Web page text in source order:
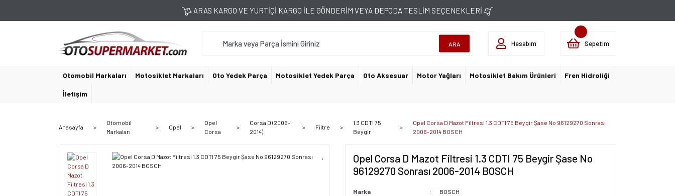
ARAS KARGO VE YURTİÇİ KARGO İLE GÖNDERİM VEYA DEPODA TESLİM SEÇENEKLERİ
ARA Hesabım Sepetim
Otomobil Markaları Motosiklet Markaları Oto Yedek Parça Motosiklet Yedek Parça Oto Aksesuar Motor Yağları Motosiklet Bakım Ürünleri Fren Hidroliği
İletişim
Anasayfa
Otomobil
Markaları
Opel
Opel
Corsa
Corsa D (2006-
2014)
Filtre
1.3 CDTI 75
Beygir
Opel Corsa D Mazot Filtresi 1.3 CDTI 75 Beygir Şase No 96129270 Sonrası
2006-2014 BOSCH
Opel Corsa D Mazot Filtresi 1.3 CDTI 75 Beygir Şase No
96129270 Sonrası 2006-2014 BOSCH
Marka
BOSCH